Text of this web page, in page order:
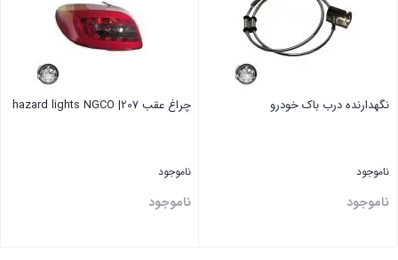
نگهدارنده درب باک خودرو
ناموجود
ناموجود
چراغ عقب 207| hazard lights NGCO
ناموجود
ناموجود